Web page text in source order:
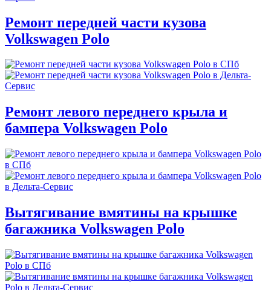
Ремонт передней части кузова
Volkswagen Polo
Ремонт левого переднего крыла и
бампера Volkswagen Polo
Вытягивание вмятины на крышке
багажника Volkswagen Polo